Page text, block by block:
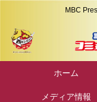
MBC
ホーム
メディア情報